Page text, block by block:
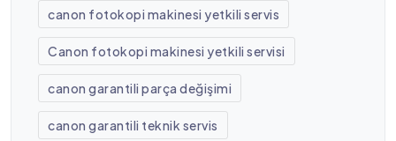
canon fotokopi makinesi yetkili servis
Canon fotokopi makinesi yetkili servisi
canon garantili parça değişimi
canon garantili teknik servis